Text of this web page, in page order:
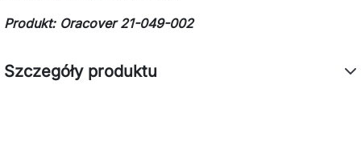
Produkt: Oracover 21-049-002
Szczegóły produktu